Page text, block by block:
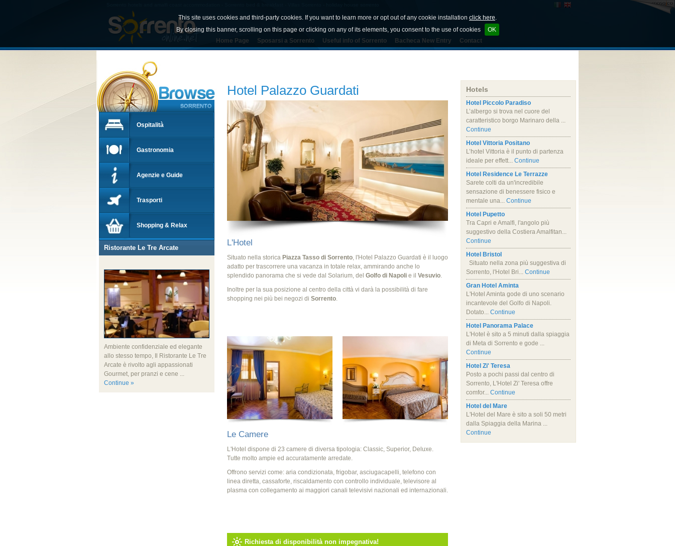
This site uses cookies and third-party cookies. If you want to learn more or opt out of any cookie installation click here.
By closing this banner, scrolling on this page or clicking on any of its elements, you consent to the use of cookies
OK
Home Page Sposarsi a Sorrento Useful info of Sorrento Bacheca New Entry Contact
Hotel Palazzo Guardati
L'Hotel
Situato nella storica Piazza Tasso di Sorrento, l'Hotel Palazzo Guardati è il luogo
adatto per trascorrere una vacanza in totale relax, ammirando anche lo
splendido panorama che si vede dal Solarium, del Golfo di Napoli e il Vesuvio.
Inoltre per la sua posizione al centro della città vi darà la possibilità di fare
shopping nei più bei negozi di Sorrento.
Le Camere
L'Hotel dispone di 23 camere di diversa tipologia: Classic, Superior, Deluxe.
Tutte molto ampie ed accuratamente arredate.
Offrono servizi come: aria condizionata, frigobar, asciugacapelli, telefono con
linea diretta, cassaforte, riscaldamento con controllo individuale, televisore al
plasma con collegamento ai maggiori canali televisivi nazionali ed internazionali.
Richiesta di disponibilità non impegnativa!
Hotels
Hotel Piccolo Paradiso
L’albergo si trova nel cuore del
caratteristico borgo Marinaro della ...
Continue
Hotel Vittoria Positano
L’hotel Vittoria è il punto di partenza
ideale per effett... Continue
Hotel Residence Le Terrazze
Sarete colti da un'incredibile
sensazione di benessere fisico e
mentale una... Continue
Hotel Pupetto
Tra Capri e Amalfi, l'angolo più
suggestivo della Costiera Amalfitan...
Continue
Hotel Bristol
Situato nella zona più suggestiva di
Sorrento, l'Hotel Bri... Continue
Gran Hotel Aminta
L'Hotel Aminta gode di uno scenario
incantevole del Golfo di Napoli.
Dotato... Continue
Hotel Panorama Palace
L'Hotel è sito a 5 minuti dalla spiaggia
di Meta di Sorrento e gode ...
Continue
Hotel Zi' Teresa
Posto a pochi passi dal centro di
Sorrento, L'Hotel Zi' Teresa offre
comfor... Continue
Hotel del Mare
L'Hotel del Mare è sito a soli 50 metri
dalla Spiaggia della Marina ...
Continue
Ospitalità
Gastronomia
Agenzie e Guide
Trasporti
Shopping & Relax
Ristorante Le Tre Arcate
Ambiente confidenziale ed elegante
allo stesso tempo, Il Ristorante Le Tre
Arcate è rivolto agli appassionati
Gourmet, per pranzi e cene ...
Continue »